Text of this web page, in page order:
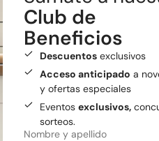
Medios de pago
Pagá tu compra con
Club de
Beneficios
Descuentosexclusivos
Acceso anticipado a
y ofertas especiales
Eventos exclusivos,
sorteos.
Nombre y apellido